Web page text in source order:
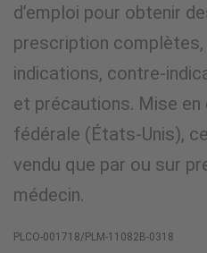
d’emploi pour obtenir
prescription
indications, contre-
et précautions. Mise en
fédérale (États-Unis),
vendu que par ou sur
médecin.
PLCO-001718/PLM-11082B-0318